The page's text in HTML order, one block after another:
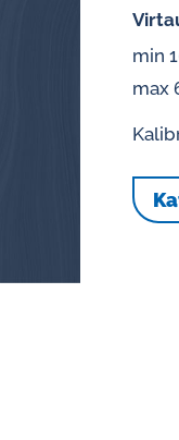
ja pulssianturit
min
max